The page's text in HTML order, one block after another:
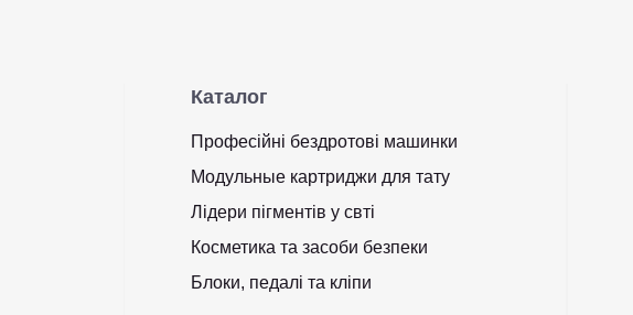
Каталог
Професійні бездротові машинки
Модульные картриджи для тату
Лідери пігментів у свті
Косметика та засоби безпеки
Блоки, педалі та кліпи